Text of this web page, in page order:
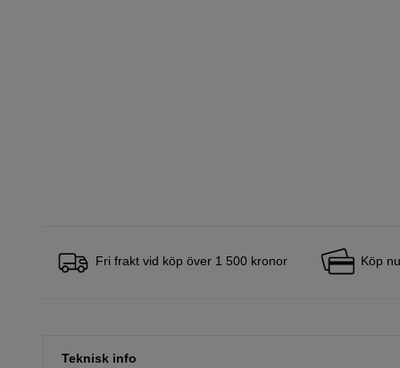
Fri frakt vid köp över 1 500 kronor Köp
Teknisk info